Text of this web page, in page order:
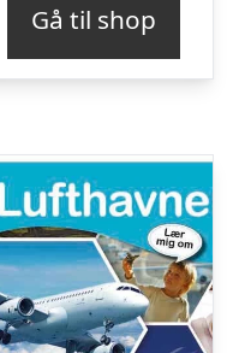
Gå til shop